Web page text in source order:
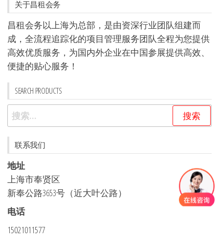
关于昌租会务
昌租会务以上海为总部，是由资深行业团队组建而
成，全流程追踪化的项目管理服务团队全程为您提供
高效优质服务，为国内外企业在中国参展提供高效、
便捷的贴心服务！
SEARCH PRODUCTS
搜
索：
联系我们
地址
上海市奉贤区
新奉公路3653号（近大叶公路）
电话
15021011577